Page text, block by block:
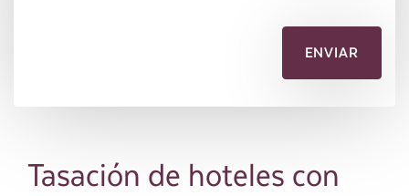
Tasación de hoteles con